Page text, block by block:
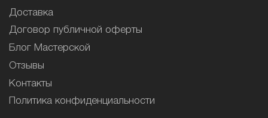
Доставка
Договор публичной оферты
Блог Мастерской
Отзывы
Контакты
Политика конфиденциальности